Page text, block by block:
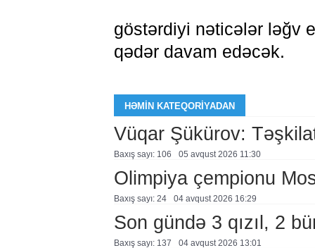
göstərdiyi nəticələr ləğv
qədər davam edəcək.
HƏMIN KATEQORIYADAN
Vüqar Şükürov:
Baxış sayı: 106 05 avqust 2026 11:30
Olimpiya çempionu
Baxış sayı: 24 04 avqust 2026 16:29
Son gündə 3 qızıl, 2
Baxış sayı: 137 04 avqust 2026 13:01